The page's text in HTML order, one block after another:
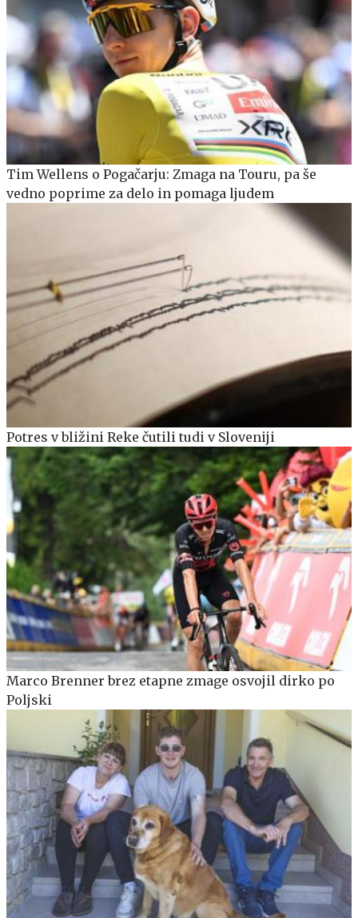
Tim Wellens o Pogačarju: Zmaga na Touru, pa še
vedno poprime za delo in pomaga ljudem
Potres v bližini Reke čutili tudi v Sloveniji
Marco Brenner brez etapne zmage osvojil dirko po
Poljski